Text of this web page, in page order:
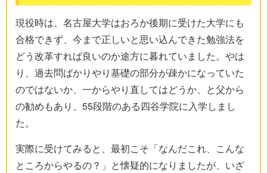
現役時は、名古屋大学はおろか後期に受けた大学にも
合格できず、今まで正しいと思い込んできた勉強法を
どう改革すれば良いのか途方に暮れていました。やは
り、過去問ばかりやり基礎の部分が疎かになっていた
のではないか、一からやり直してはどうか、と父から
の勧めもあり、55段階のある四谷学院に入学しまし
た。
実際に受けてみると、最初こそ「なんだこれ、こんな
ところからやるの？」と懐疑的になりましたが、いざ